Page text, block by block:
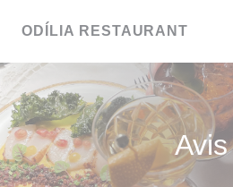
ODÍLIA RESTAURANT
Avis